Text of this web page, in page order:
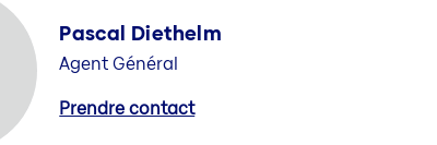
Pascal Diethelm
Agent Général
Prendre contact